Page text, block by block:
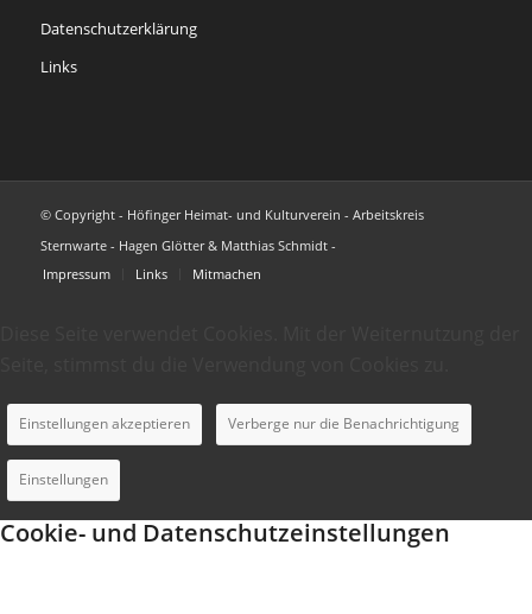
Datenschutzerklärung
Links
© Copyright - Höfinger Heimat- und Kulturverein - Arbeitskreis
Sternwarte - Hagen Glötter & Matthias Schmidt -
Impressum
Links Mitmachen
Einstellungen akzeptieren Verberge nur die Benachrichtigung
Einstellungen
Cookie- und Datenschutzeinstellungen